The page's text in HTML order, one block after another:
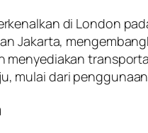
di London
Jakarta,
menyediakan
mulai dari